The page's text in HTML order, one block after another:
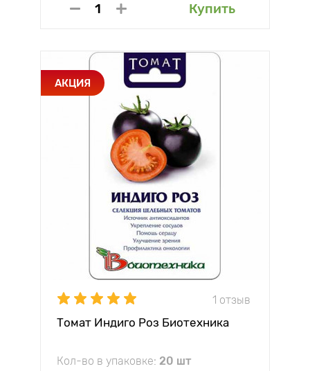
Купить
АКЦИЯ
1 отзыв
Томат Индиго Роз Биотехника
Кол-во в упаковке: 20 шт